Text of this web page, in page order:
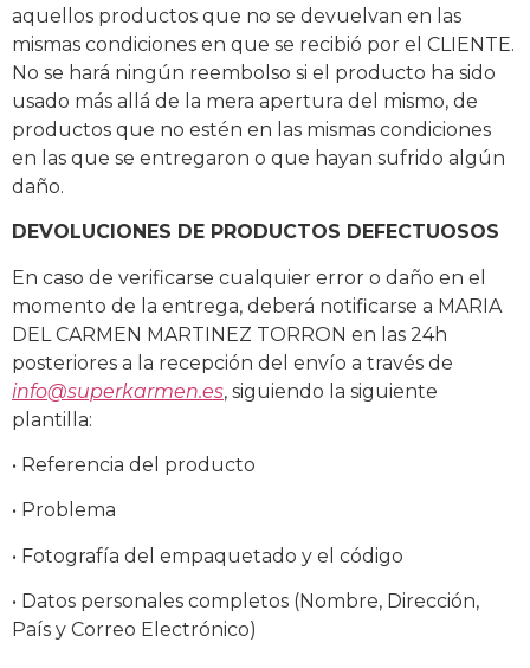
aquellos productos que no se devuelvan en las
mismas condiciones en que se recibió por el CLIENTE.
No se hará ningún reembolso si el producto ha sido
usado más allá de la mera apertura del mismo, de
productos que no estén en las mismas condiciones
en las que se entregaron o que hayan sufrido algún
daño.
DEVOLUCIONES DE PRODUCTOS DEFECTUOSOS
En caso de verificarse cualquier error o daño en el
momento de la entrega, deberá notificarse a MARIA
DEL CARMEN MARTINEZ TORRON en las 24h
posteriores a la recepción del envío a través de
info@superkarmen.es, siguiendo la siguiente
plantilla:
• Referencia del producto
• Problema
• Fotografía del empaquetado y el código
• Datos personales completos (Nombre, Dirección,
País y Correo Electrónico)